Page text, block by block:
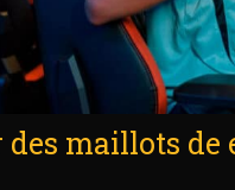
des maillots de